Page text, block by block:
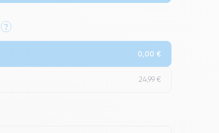
?
0,00 €
24,99 €